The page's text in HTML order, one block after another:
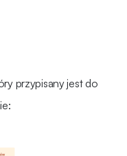
przypisany jest do